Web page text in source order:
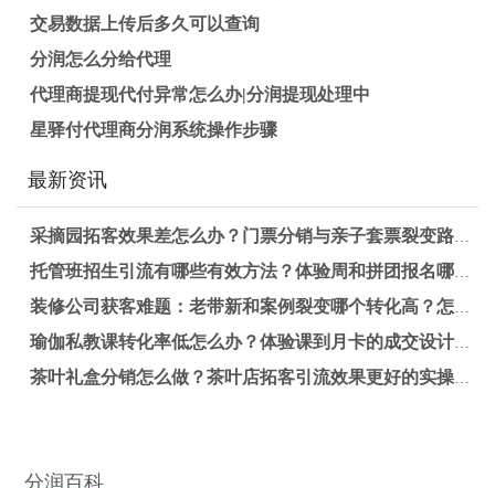
交易数据上传后多久可以查询
分润怎么分给代理
代理商提现代付异常怎么办|分润提现处理中
星驿付代理商分润系统操作步骤
最新资讯
采摘园拓客效果差怎么办？门票分销与亲子套票裂变路径解析
托管班招生引流有哪些有效方法？体验周和拼团报名哪个更适合提升报名率？
装修公司获客难题：老带新和案例裂变哪个转化高？怎么选更有效？
瑜伽私教课转化率低怎么办？体验课到月卡的成交设计实操方案
茶叶礼盒分销怎么做？茶叶店拓客引流效果更好的实操方法
分润百科